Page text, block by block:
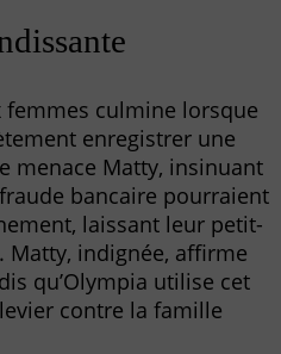
femmes culmine lorsque
enregistrer une
menace Matty, insinuant
bancaire pourraient
laissant leur petit-
indignée, affirme
qu’Olympia utilise cet
contre la famille